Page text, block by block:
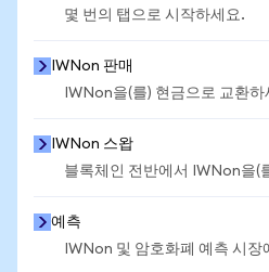
몇 번의 탭으로 시작하세요.
IWNon 판매
IWNon을(를) 현금으로 교환하
IWNon 스왑
블록체인 전반에서 IWNon을(
예측
IWNon 및 암호화폐 예측 시장